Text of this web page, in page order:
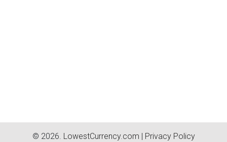
© 2026. LowestCurrency.com | Privacy Policy